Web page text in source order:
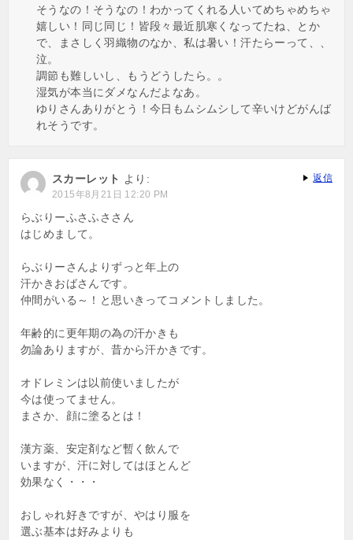
そうなの！そうなの！わかってくれる人いてめちゃめちゃ
嬉しい！同じ同じ！皆段々最近肌寒くなってたね、とか
で、まさしく羽織物のなか、私は暑い！汗たらーって、、
泣。
調節も難しいし、もうどうしたら。。
湿気が本当にダメなんだよなあ。
ゆりさんありがとう！今日もムシムシして辛いけどがんば
れそうです。
スカーレット より:
2015年8月21日 12:20 PM
らぶりーふさふささん
はじめまして。
らぶりーさんよりずっと年上の
汗かきおばさんです。
仲間がいる～！と思いきってコメントしました。
年齢的に更年期の為の汗かきも
勿論ありますが、昔から汗かきです。
オドレミンは以前使いましたが
今は使ってません。
まさか、顔に塗るとは！
漢方薬、安定剤など暫く飲んで
いますが、汗に対してはほとんど
効果なく・・・
おしゃれ好きですが、やはり服を
選ぶ基本は好みよりも
返信